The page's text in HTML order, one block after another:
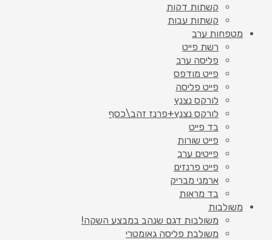
קשתות דקות
קשתות עבות
מטפחות ערב
רשת פייט
פליסה ערב
פייט מודפס
פייט פליסה
לורקס נצנץ
לורקס נצנץ+פרנז זהב\כסף
בד פייט
פייט שורות
פייטים ערב
פייט פרנזים
ארמני מבריק
בד מראות
משולבות
משולבות דגם שנהב במבצע השקה!
משולבת פליסה גאומטרי